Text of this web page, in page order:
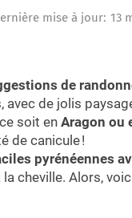
mise à jour: 13
de
de jolis
soit enAragon ou
de canicule !
pyrénéennes
cheville. Alors,